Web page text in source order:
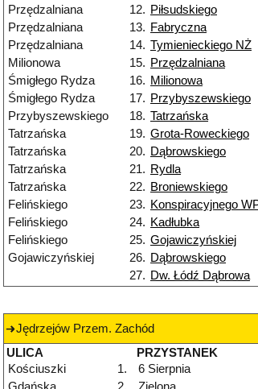
Przędzalniana
12. Piłsudskiego
Przędzalniana
13. Fabryczna
Przędzalniana
14. Tymienieckiego NŻ
Milionowa
15. Przędzalniana
Śmigłego Rydza
16. Milionowa
Śmigłego Rydza
17. Przybyszewskiego
Przybyszewskiego
18. Tatrzańska
Tatrzańska
19. Grota-Roweckiego
Tatrzańska
20. Dąbrowskiego
Tatrzańska
21. Rydla
Tatrzańska
22. Broniewskiego
Felińskiego
23. Konspiracyjnego
Felińskiego
24. Kadłubka
Felińskiego
25. Gojawiczyńskiej
Gojawiczyńskiej
26. Dąbrowskiego
27. Dw. Łódź Dąbrowa
Jędrzejów Przem. Zachód
ULICA
PRZYSTANEK
Kościuszki
1.
6 Sierpnia